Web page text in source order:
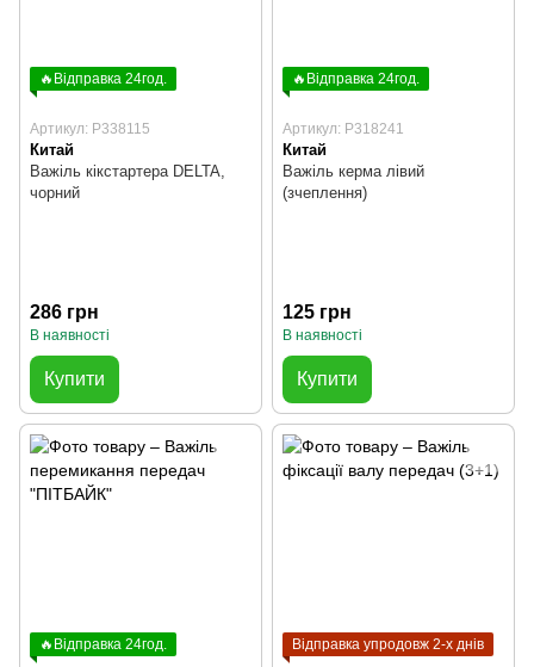
🔥Відправка 24год.
Артикул: P338115
Китай
Важіль кікстартера DELTA,
чорний
286 грн
В наявності
Купити
🔥Відправка 24год.
Артикул: P318241
Китай
Важіль керма лівий
(зчеплення)
125 грн
В наявності
Купити
🔥Відправка 24год. Відправка упродовж 2-х днів